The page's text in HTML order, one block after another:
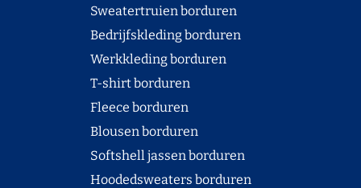
Sweatertruien borduren
Bedrijfskleding borduren
Werkkleding borduren
T-shirt borduren
Fleece borduren
Blousen borduren
Softshell jassen borduren
Hoodedsweaters borduren